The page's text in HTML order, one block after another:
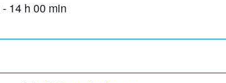
- 14 h 00 min